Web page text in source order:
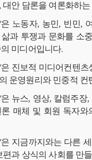
대안 담론을 여론화하
은 노동자, 농민, 빈민,
삶과 투쟁과 문화를 소
미디어입니다.
진보적 미디어컨텐
운영원리와 민중적
뉴스, 영상, 칼럼주
매체 및 회원 독자와
지금까지와는 다른
편과 상식의 사회를 만